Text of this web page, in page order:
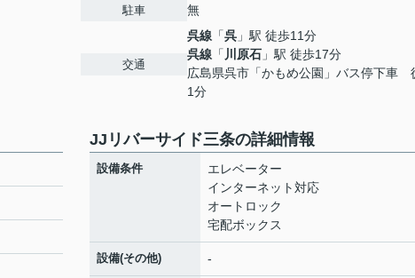
駐車 無
交通
呉線 「呉 」駅 徒歩11分
呉線 「 川原石 」駅 徒歩17分
広島県呉市「かもめ公園」バス停下車
1分
JJリバーサイド三条の詳細情報
設備条件
エレベーター
インターネット対応
オートロック
宅配ボックス
設備(その他) -